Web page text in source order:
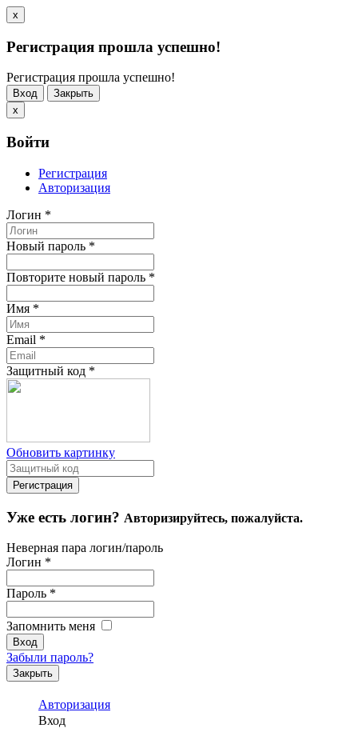
x
Регистрация прошла успешно!
Регистрация прошла успешно!
Вход
Закрыть
x
Войти
Регистрация
Авторизация
Логин *
Новый пароль *
Повторите новый пароль *
Имя *
Email *
Защитный код *
Обновить картинку
Уже есть логин? Авторизируйтесь, пожалуйста.
Неверная пара логин/пароль
Логин *
Пароль *
Запомнить меня
Забыли пароль?
Закрыть
Авторизация
Вход